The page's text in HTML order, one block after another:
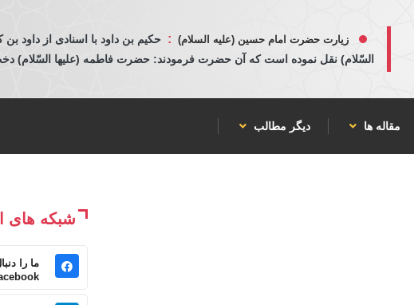
زیارت حضرت امام حسین (علیه السلام) : حكيم بن داود با اسنادی از داود
السّلام) نقل نموده است كه آن حضرت فرمودند: حضرت فاطمه (عليها
مقاله ها دیگر مطالب
شبکه های
ما را